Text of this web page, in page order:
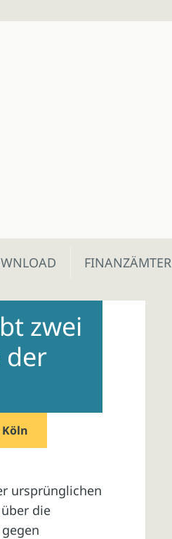
FINANZÄMTER
zwei
der
ursprünglichen
die